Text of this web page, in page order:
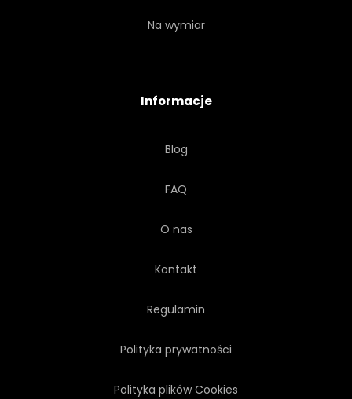
Na wymiar
Informacje
Blog
FAQ
O nas
Kontakt
Regulamin
Polityka prywatności
Polityka plików Cookies